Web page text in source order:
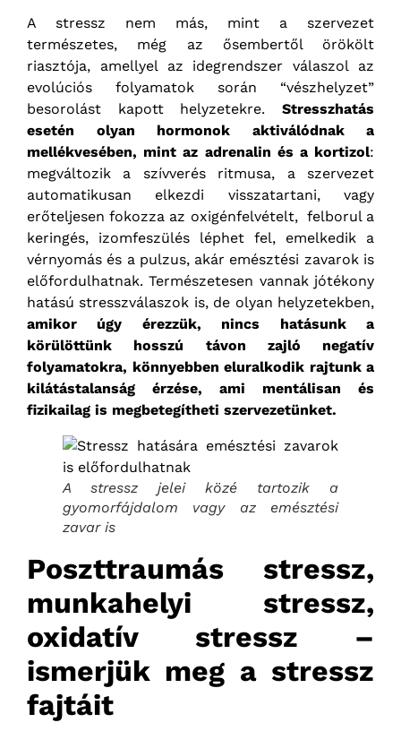
A stressz nem más, mint a szervezet
természetes, még az ősembertől örökölt
riasztója, amellyel az idegrendszer válaszol az
evolúciós folyamatok során “vészhelyzet”
besorolást kapott helyzetekre. Stresszhatás
esetén olyan hormonok aktiválódnak a
mellékvesében, mint az adrenalin és a kortizol:
megváltozik a szívverés ritmusa, a szervezet
automatikusan elkezdi visszatartani, vagy
erőteljesen fokozza az oxigénfelvételt, felborul a
keringés, izomfeszülés léphet fel, emelkedik a
vérnyomás és a pulzus, akár emésztési zavarok is
előfordulhatnak. Természetesen vannak jótékony
hatású stresszválaszok is, de olyan helyzetekben,
amikor úgy érezzük, nincs hatásunk a
körülöttünk hosszú távon zajló negatív
folyamatokra, könnyebben eluralkodik rajtunk a
kilátástalanság érzése, ami mentálisan és
fizikailag is megbetegítheti szervezetünket.
A stressz jelei közé tartozik a
gyomorfájdalom vagy az emésztési
zavar is
Poszttraumás stressz,
munkahelyi stressz,
oxidatív stressz –
ismerjük meg a stressz
fajtáit